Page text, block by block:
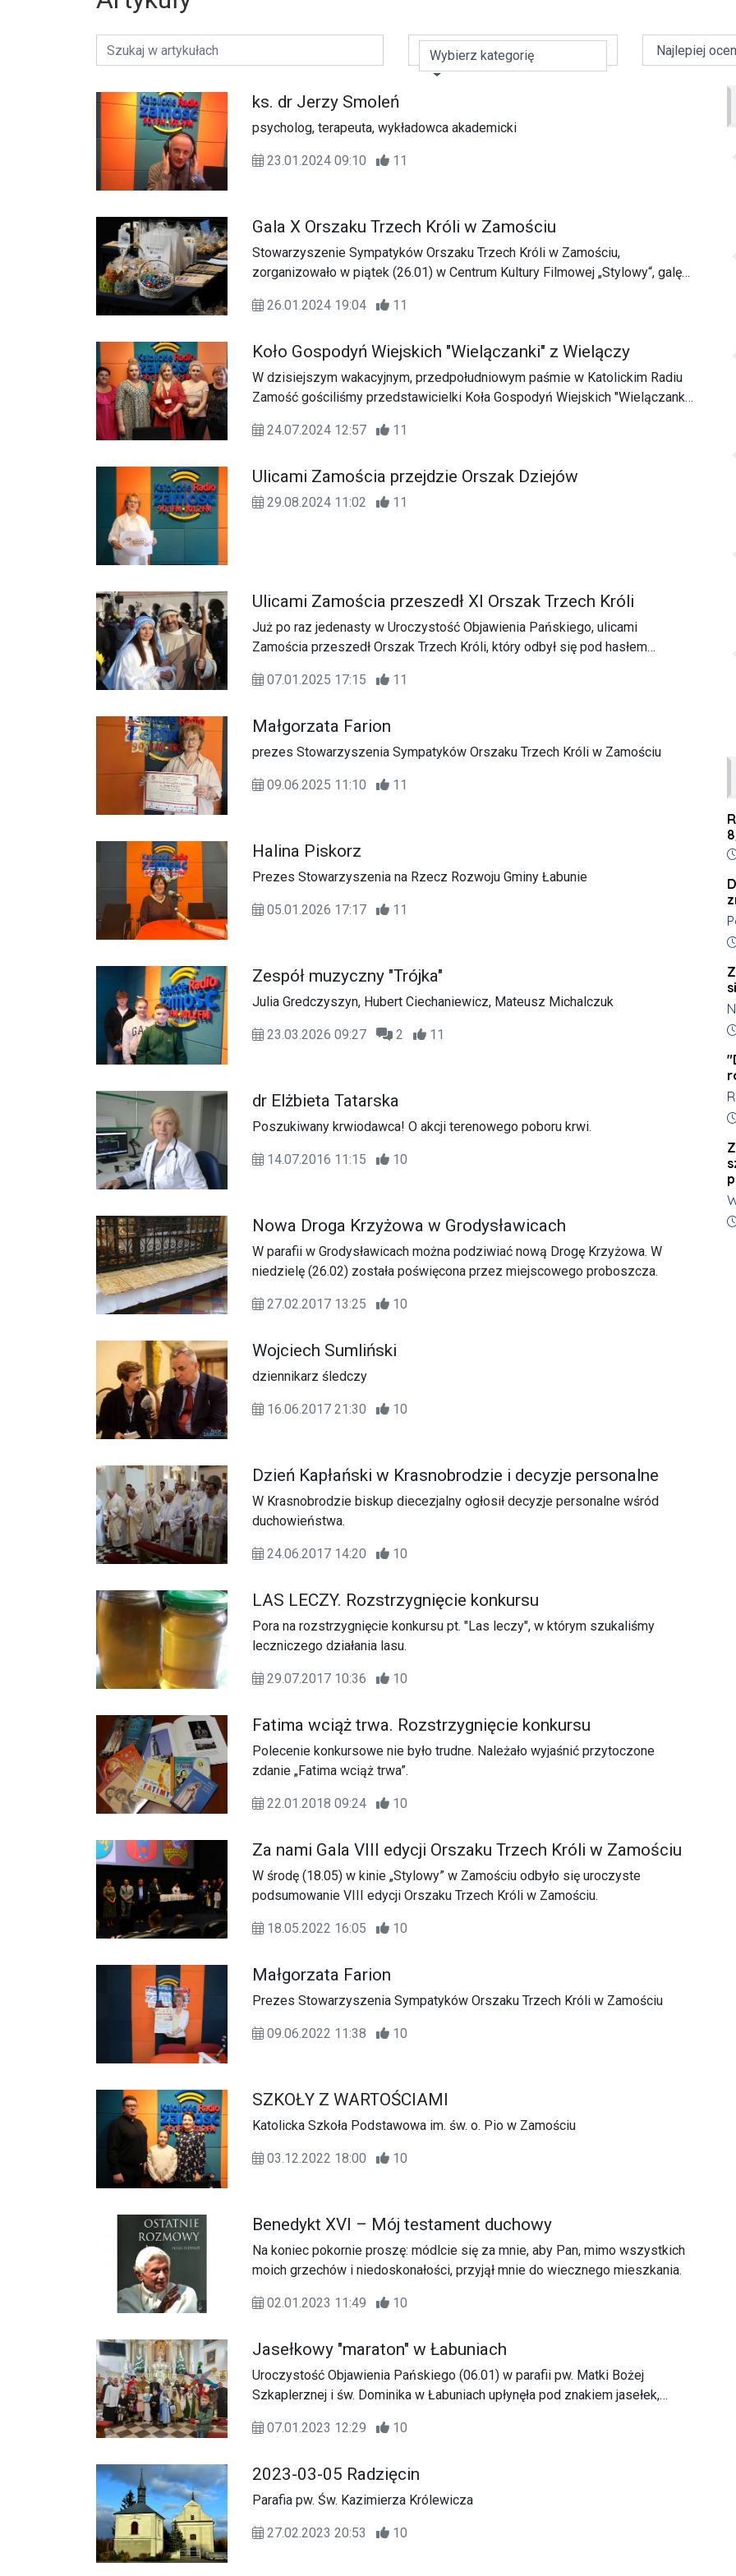
Wybierz kategorię
ks. dr Jerzy Smoleń
psycholog, terapeuta, wykładowca akademicki
23.01.2024 09:10 11
Gala X Orszaku Trzech Króli w Zamościu
Stowarzyszenie Sympatyków Orszaku Trzech Króli w Zamościu,
zorganizowało w piątek (26.01) w Centrum Kultury Filmowej „Stylowy“, galę
26.01.2024 19:04
11
Koło Gospodyń Wiejskich "Wielączanki" z Wielączy
W dzisiejszym wakacyjnym, przedpołudniowym paśmie w Katolickim Radiu
Zamość gościliśmy przedstawicielki Koła Gospodyń Wiejskich "Wielączanki"
działające Koło, liczące ponad 70 osób. Zapraszamy do wysłuchania
24.07.2024 12:57 11
Ulicami Zamościa przejdzie Orszak Dziejów
29.08.2024 11:02 11
Ulicami Zamościa przeszedł XI Orszak Trzech Króli
Już po raz jedenasty w Uroczystość Objawienia Pańskiego, ulicami
Zamościa przeszedł Orszak Trzech Króli, który odbył się pod hasłem
07.01.2025 17:15
11
Małgorzata Farion
prezes Stowarzyszenia Sympatyków Orszaku Trzech Króli w Zamościu
09.06.2025 11:10 11
Halina Piskorz
Prezes Stowarzyszenia na Rzecz Rozwoju Gminy Łabunie
05.01.2026 17:17 11
Zespół muzyczny "Trójka"
Julia Gredczyszyn, Hubert Ciechaniewicz, Mateusz Michalczuk
23.03.2026 09:27 2 11
dr Elżbieta Tatarska
Poszukiwany krwiodawca! O akcji terenowego poboru krwi.
14.07.2016 11:15 10
Nowa Droga Krzyżowa w Grodysławicach
W parafii w Grodysławicach można podziwiać nową Drogę Krzyżowa. W
niedzielę (26.02) została poświęcona przez miejscowego proboszcza.
27.02.2017 13:25 10
Wojciech Sumliński
dziennikarz śledczy
16.06.2017 21:30 10
Dzień Kapłański w Krasnobrodzie i decyzje personalne
W Krasnobrodzie biskup diecezjalny ogłosił decyzje personalne wśród
duchowieństwa.
24.06.2017 14:20 10
LAS LECZY. Rozstrzygnięcie konkursu
Pora na rozstrzygnięcie konkursu pt. "Las leczy", w którym szukaliśmy
leczniczego działania lasu.
29.07.2017 10:36 10
Fatima wciąż trwa. Rozstrzygnięcie konkursu
Polecenie konkursowe nie było trudne. Należało wyjaśnić przytoczone
zdanie „Fatima wciąż trwa”.
22.01.2018 09:24 10
Za nami Gala VIII edycji Orszaku Trzech Króli w Zamościu
W środę (18.05) w kinie „Stylowy” w Zamościu odbyło się uroczyste
podsumowanie VIII edycji Orszaku Trzech Króli w Zamościu.
18.05.2022 16:05 10
Małgorzata Farion
Prezes Stowarzyszenia Sympatyków Orszaku Trzech Króli w Zamościu
09.06.2022 11:38 10
SZKOŁY Z WARTOŚCIAMI
Katolicka Szkoła Podstawowa im. św. o. Pio w Zamościu
03.12.2022 18:00 10
Benedykt XVI – Mój testament duchowy
Na koniec pokornie proszę: módlcie się za mnie, aby Pan, mimo wszystkich
moich grzechów i niedoskonałości, przyjął mnie do wiecznego mieszkania.
02.01.2023 11:49 10
Jasełkowy "maraton" w Łabuniach
Uroczystość Objawienia Pańskiego (06.01) w parafii pw. Matki Bożej
Szkaplerznej i św. Dominika w Łabuniach upłynęła pod znakiem jasełek,
07.01.2023 12:29
10
2023-03-05 Radzięcin
Parafia pw. Św. Kazimierza Królewicza
27.02.2023 20:53 10